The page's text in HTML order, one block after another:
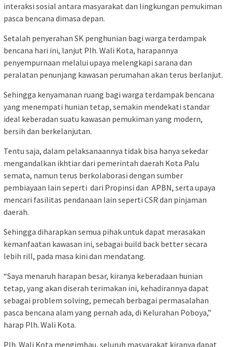
interaksi sosial antara masyarakat dan lingkungan pemukiman
pasca bencana dimasa depan.
Setalah penyerahan SK penghunian bagi warga terdampak
bencana hari ini, lanjut Plh. Wali Kota, harapannya
penyempurnaan melalui upaya melengkapi sarana dan
peralatan penunjang kawasan perumahan akan terus berlanjut.
Sehingga kenyamanan ruang bagi warga terdampak bencana
yang menempati hunian tetap, semakin mendekati standar
ideal keberadan suatu kawasan pemukiman yang modern,
bersih dan berkelanjutan.
Tentu saja, dalam pelaksanaannya tidak bisa hanya sekedar
mengandalkan ikhtiar dari pemerintah daerah Kota Palu
semata, namun terus berkolaborasi dengan sumber
pembiayaan lain seperti dari Propinsi dan APBN, serta upaya
mencari fasilitas pendanaan lain seperti CSR dan pinjaman
daerah.
Sehingga diharapkan semua pihak untuk dapat merasakan
kemanfaatan kawasan ini, sebagai build back better secara
lebih rill, pada masa kini dan mendatang.
“Saya menaruh harapan besar, kiranya keberadaan hunian
tetap, yang akan diserah terimakan ini, kehadirannya dapat
sebagai problem solving, pemecah berbagai permasalahan
pasca bencana alam yang pernah ada, di Kelurahan Poboya,”
harap Plh. Wali Kota.
Plh. Wali Kota mengimbau, seluruh masyarakat kiranya dapat